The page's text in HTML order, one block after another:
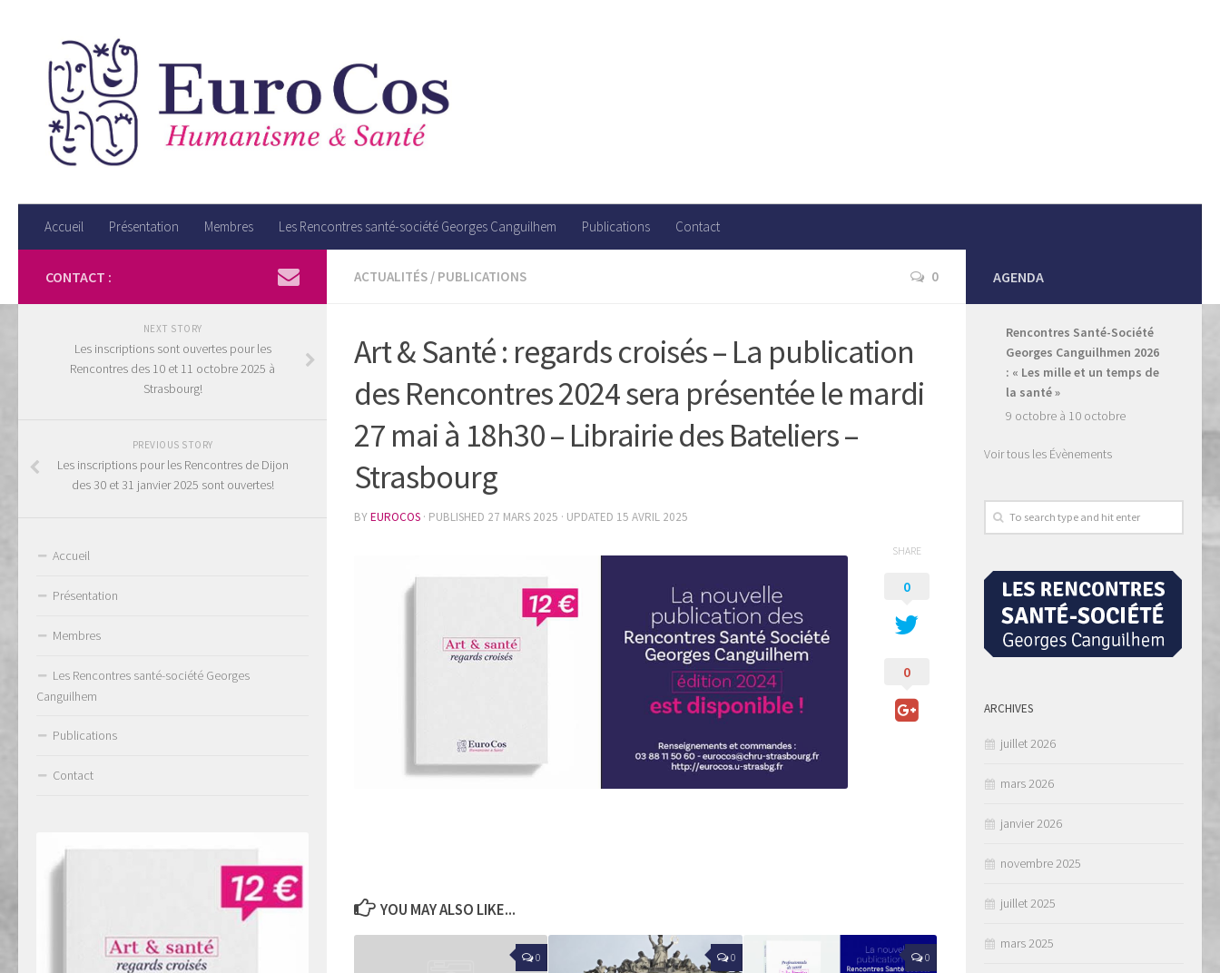
Accueil Présentation Membres Les Rencontres santé-société Georges Canguilhem Publications Contact
ACTUALITÉS / PUBLICATIONS 0
Art & Santé : regards croisés – La publication
des Rencontres 2024 sera présentée le mardi
27 mai à 18h30 – Librairie des Bateliers –
Strasbourg
BYEUROCOS · PUBLISHED 27 MARS 2025 · UPDATED 15 AVRIL 2025
SHARE
0
0
YOU MAY ALSO LIKE...
0 0 0
CONTACT :
NEXT STORY
Les inscriptions sont ouvertes pour les
Rencontres des 10 et 11 octobre 2025 à
Strasbourg!
PREVIOUS STORY
Les inscriptions pour les Rencontres de Dijon
des 30 et 31 janvier 2025 sont ouvertes!
Accueil
Présentation
Membres
Les Rencontres santé-société Georges
Canguilhem
Publications
Contact
AGENDA
Rencontres Santé-Société
Georges Canguilhmen 2026
: « Les mille et un temps de
la santé »
9 octobre à 10 octobre
Voir tous les Évènements
ARCHIVES
juillet 2026
mars 2026
janvier 2026
novembre 2025
juillet 2025
mars 2025